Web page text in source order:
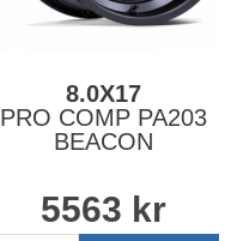
8.0X17
PRO COMP PA203
BEACON
5563 kr